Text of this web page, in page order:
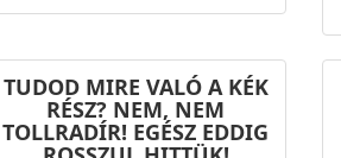
TUDOD MIRE VALÓ A KÉK
RÉSZ? NEM, NEM
TOLLRADÍR! EGÉSZ EDDIG